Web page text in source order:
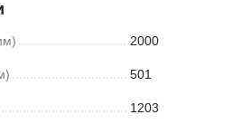
2000
501
1203